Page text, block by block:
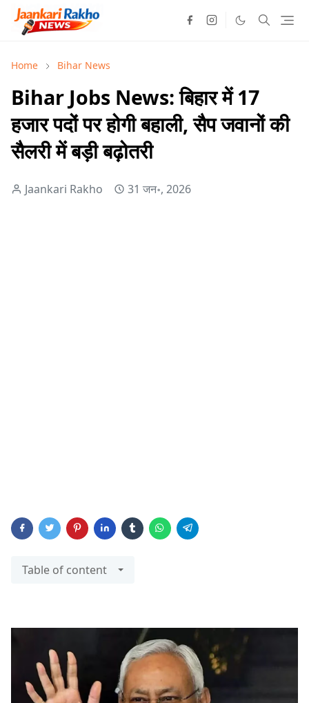
Home Bihar News
Bihar Jobs News: बिहार में 17
हजार पदों पर होगी बहाली, सैप जवानों की
सैलरी में बड़ी बढ़ोतरी
Jaankari Rakho 31 जन॰, 2026
Table of content